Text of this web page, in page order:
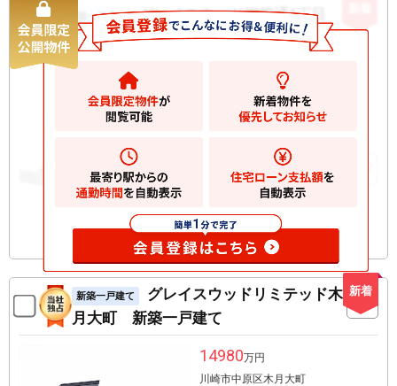
新築一戸建て
グレイスウッド鋼管通1丁目 新築
一戸建て
川崎市川崎区鋼管通
60.88m2
お気に入りに追加
新着
新築一戸建て
グレイスウッドリミテッド木
月大町 新築一戸建て
14980万円
川崎市中原区木月大町